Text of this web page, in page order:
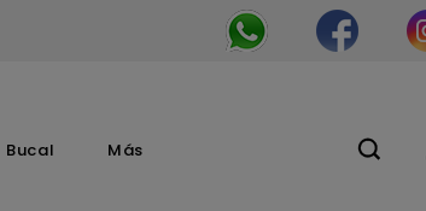
Bucal Más